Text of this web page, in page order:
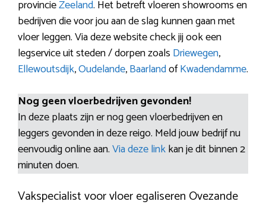
provincieZeeland. Het betreft vloeren showrooms en
bedrijven die voor jou aan de slag kunnen gaan met
vloer leggen. Via deze website check jij ook een
legservice uit steden / dorpen zoals Driewegen,
Ellewoutsdijk,Oudelande,BaarlandofKwadendamme.
Nog geen vloerbedrijven gevonden!
In deze plaats zijn er nog geen vloerbedrijven en
leggers gevonden in deze reigo. Meld jouw bedrijf nu
eenvoudig online aan.Via deze linkkan je dit binnen 2
minuten doen.
Vakspecialist voor vloer egaliseren Ovezande